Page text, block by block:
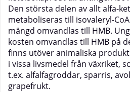
Den största delen av allt alfa-
metaboliseras till isovaleryl-
mängd omvandlas till HMB.
kosten omvandlas till HMB på
finns utöver animaliska
i vissa livsmedel från växriket,
t.ex. alfalfagroddar, sparris,
grapefrukt.